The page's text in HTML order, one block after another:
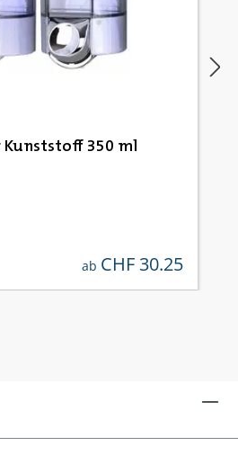
350 ml
regulärer preis:
ab CHF 30.25